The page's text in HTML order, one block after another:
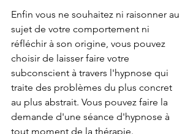
Enfin vous ne souhaitez ni raisonner au
sujet de votre comportement ni
réfléchir à son origine, vous pouvez
choisir de laisser faire votre
subconscient à travers l'hypnose qui
traite des problèmes du plus concret
au plus abstrait. Vous pouvez faire la
demande d'une séance d'hypnose à
tout moment de la thérapie.